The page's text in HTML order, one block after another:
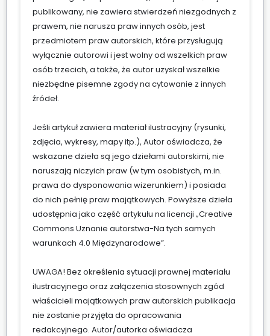
publikowany, nie zawiera stwierdzeń niezgodnych z
prawem, nie narusza praw innych osób, jest
przedmiotem praw autorskich, które przysługują
wyłącznie autorowi i jest wolny od wszelkich praw
osób trzecich, a także, że autor uzyskał wszelkie
niezbędne pisemne zgody na cytowanie z innych
źródeł.
Jeśli artykuł zawiera materiał ilustracyjny (rysunki,
zdjęcia, wykresy, mapy itp.), Autor oświadcza, że
wskazane dzieła są jego dziełami autorskimi, nie
naruszają niczyich praw (w tym osobistych, m.in.
prawa do dysponowania wizerunkiem) i posiada
do nich pełnię praw majątkowych. Powyższe dzieła
udostępnia jako część artykułu na licencji „Creative
Commons Uznanie autorstwa-Na tych samych
warunkach 4.0 Międzynarodowe”.
UWAGA! Bez określenia sytuacji prawnej materiału
ilustracyjnego oraz załączenia stosownych zgód
właścicieli majątkowych praw autorskich publikacja
nie zostanie przyjęta do opracowania
redakcyjnego. Autor/autorka oświadcza